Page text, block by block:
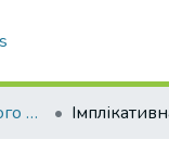
Записки з українського мовознавства